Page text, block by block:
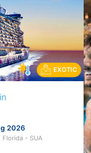
EXOTIC
2026
Florida - SUA